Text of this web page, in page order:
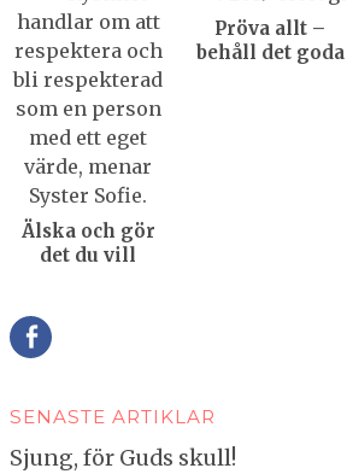
Älska och gör
det du vill
Pröva allt –
behåll det goda
SENASTE ARTIKLAR
Sjung, för Guds skull!